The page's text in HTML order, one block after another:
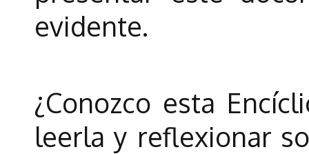
evidente.
¿Conozco esta
leerla y reflexionar